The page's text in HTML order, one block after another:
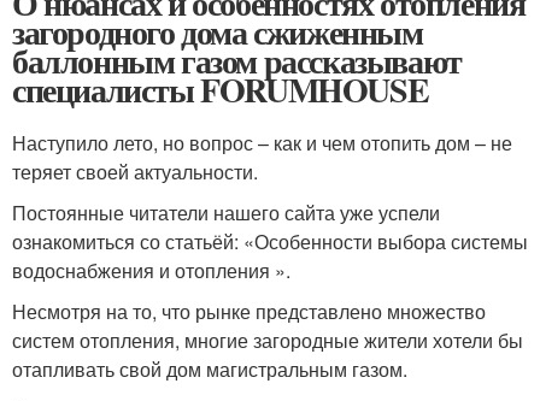
загородного дома сжиженным
баллонным газом рассказывают
специалисты FORUMHOUSE
Наступило лето, но вопрос – как и чем отопить дом – не
теряет своей актуальности.
Постоянные читатели нашего сайта уже успели
ознакомиться со статьёй: «Особенности выбора системы
водоснабжения и отопления ».
Несмотря на то, что рынке представлено множество
систем отопления, многие загородные жители хотели бы
отапливать свой дом магистральным газом.